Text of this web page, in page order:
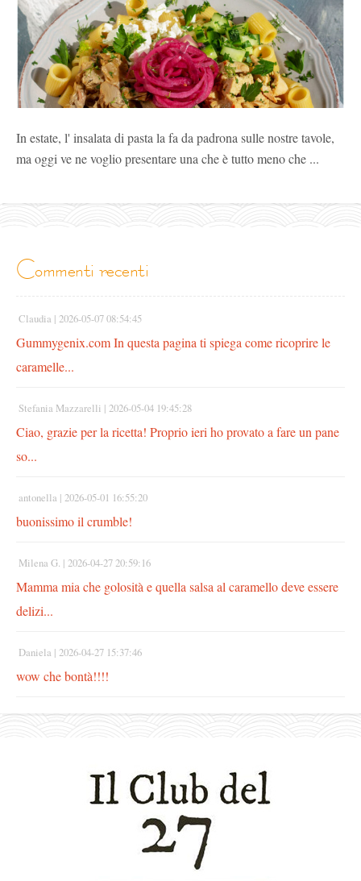
In estate, l' insalata di pasta la fa da padrona sulle nostre tavole,
ma oggi ve ne voglio presentare una che è tutto meno che ...
commenti recenti
Claudia | 2026-05-07 08:54:45
Gummygenix.com In questa pagina ti spiega come ricoprire le
caramelle...
Stefania Mazzarelli | 2026-05-04 19:45:28
Ciao, grazie per la ricetta! Proprio ieri ho provato a fare un pane
so...
antonella | 2026-05-01 16:55:20
buonissimo il crumble!
Milena G. | 2026-04-27 20:59:16
Mamma mia che golosità e quella salsa al caramello deve essere
delizi...
Daniela | 2026-04-27 15:37:46
wow che bontà!!!!